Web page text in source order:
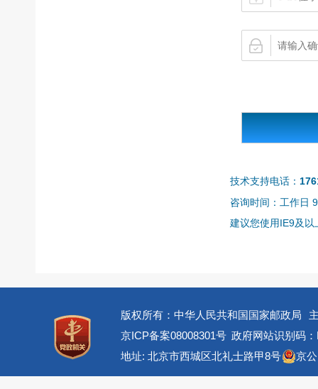
技术支持电话：
咨询时间：工作日
建议您使用IE9及
版权所有：中华人民共和国国家邮政局
京ICP备案08008301号 政府网站识别码
地址: 北京市西城区北礼士路甲8号
京